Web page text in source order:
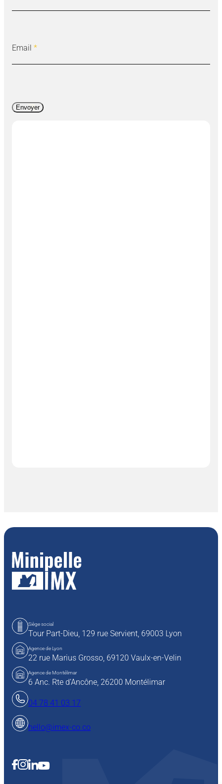
Email *
Siège social
Tour Part-Dieu, 129 rue Servient, 69003 Lyon
Agence de Lyon
22 rue Marius Grosso, 69120 Vaulx-en-Velin
Agence de Montélimar
6 Anc. Rte d’Ancône, 26200 Montélimar
04 78 41 03 17
hello@imex-co.co